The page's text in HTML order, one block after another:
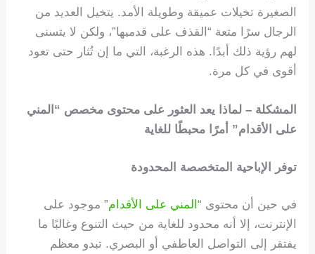
الصغيرة تخيلات عميقة وطويلة الأمد. يتخيل العديد من
الرجال سرًا متعة “القذف على قدميها”، ولكن لا يتسنى
لهم رؤية ذلك أبدًا. هذه الرغبة، التي ما إن تُثار حتى تعود
أقوى في كل مرة.
المشكلة – لماذا يعد العثور على محتوى مخصص “المني
على الأقدام” أمرًا محبطًا للغاية
توفر الإباحية المتخصصة المحدودة
في حين أن محتوى “ المني على الأقدام” موجود على
الإنترنت، إلا أنه محدود للغاية من حيث التنوع وغالبًا ما
يفتقر إلى التواصل العاطفي أو البصري. تبدو معظم